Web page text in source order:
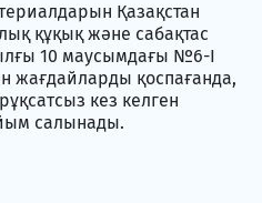
Қазақстан
құқық және сабақтас
10 маусымдағы №6-I
жағдайларды қоспағанда,
кез келген
салынады.